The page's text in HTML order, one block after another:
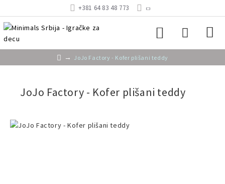
+381 64 83 48 773
JoJo Factory - Kofer plišani teddy
JoJo Factory - Kofer plišani teddy